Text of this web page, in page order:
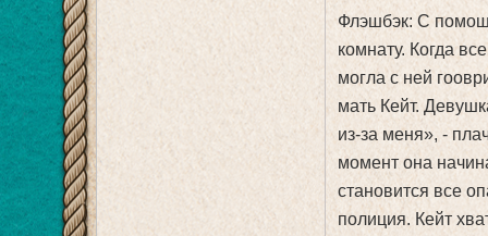
Флэшбэк: С
комнату. Когда
могла с ней
мать Кейт.
из-за меня», -
момент она
становится все
полиция. Кейт